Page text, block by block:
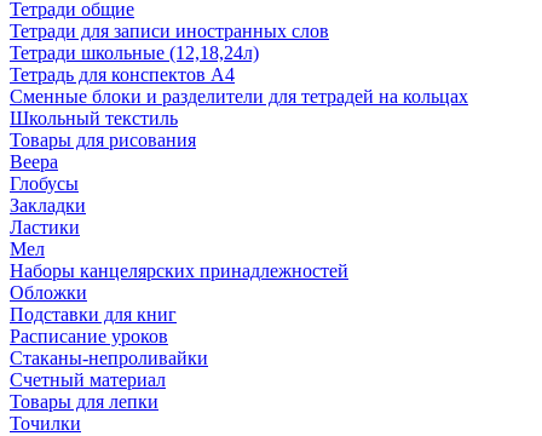
Тетради общие
Тетради для записи иностранных слов
Тетради школьные (12,18,24л)
Тетрадь для конспектов А4
Сменные блоки и разделители для тетрадей на кольцах
Школьный текстиль
Товары для рисования
Веера
Глобусы
Закладки
Ластики
Мел
Наборы канцелярских принадлежностей
Обложки
Подставки для книг
Расписание уроков
Стаканы-непроливайки
Счетный материал
Товары для лепки
Точилки